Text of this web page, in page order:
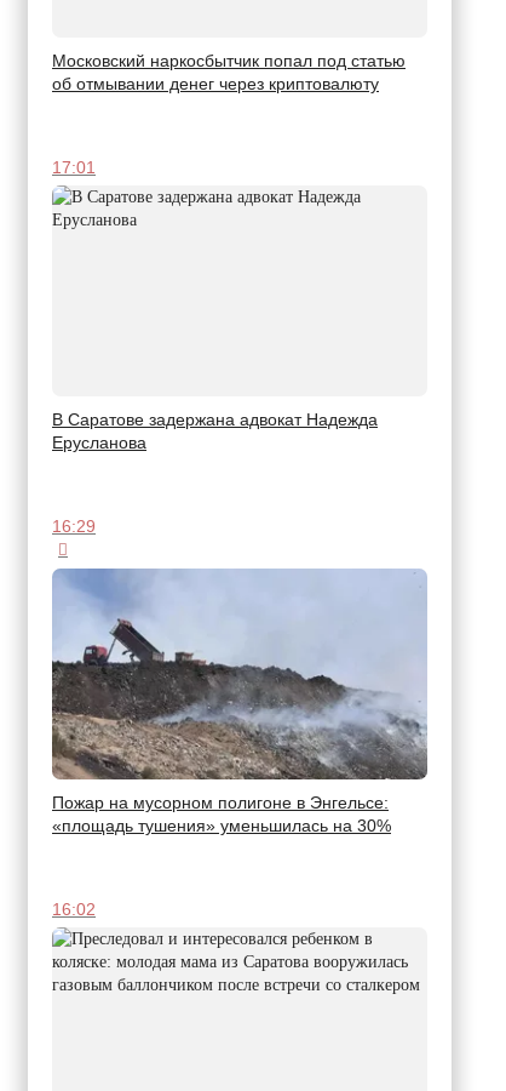
Московский наркосбытчик попал под статью
об отмывании денег через криптовалюту
17:01
В Саратове задержана адвокат Надежда
Ерусланова
16:29
Пожар на мусорном полигоне в Энгельсе:
«площадь тушения» уменьшилась на 30%
16:02